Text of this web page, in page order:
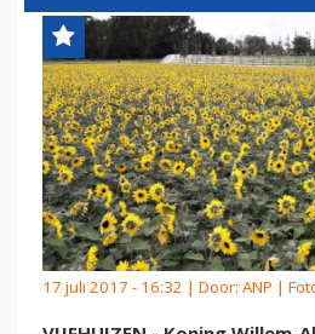
17 juli 2017 - 16:32 | Door: ANP |